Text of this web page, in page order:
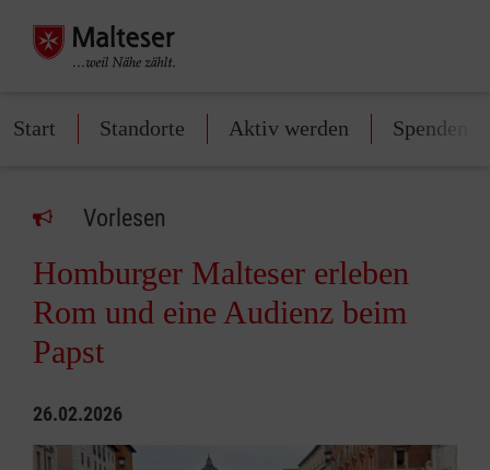
Start Standorte Aktiv werden Spenden
Vorlesen
Homburger Malteser erleben
Rom und eine Audienz beim
Papst
26.02.2026